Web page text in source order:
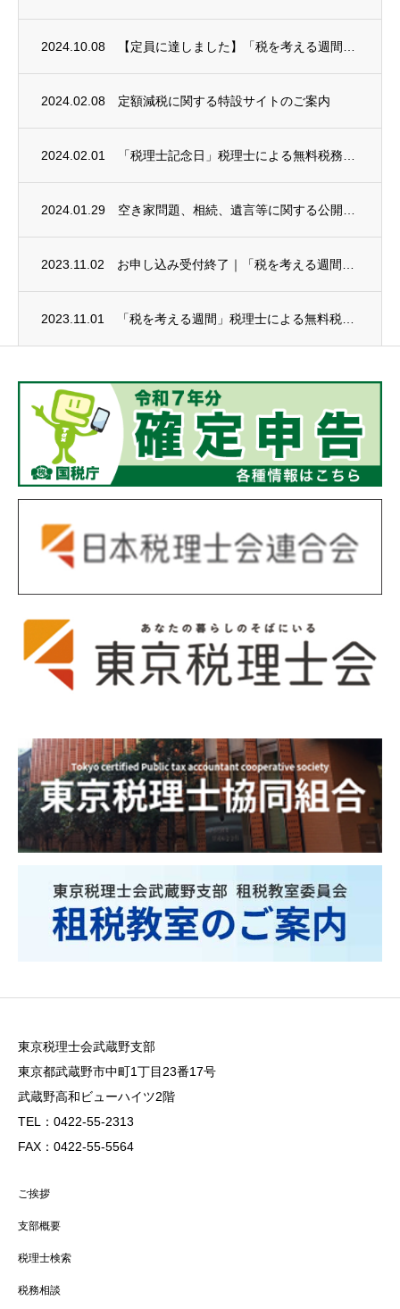
2024.10.08
2024.02.08 定額減税に関する特設サイトのご案内
2024.02.01
2024.01.29
2023.11.02
2023.11.01
東京税理士会武蔵野支部
東京都武蔵野市中町1丁目23番17号
武蔵野高和ビューハイツ2階
TEL：0422-55-2313
FAX：0422-55-5564
ご挨拶
支部概要
税理士検索
税務相談